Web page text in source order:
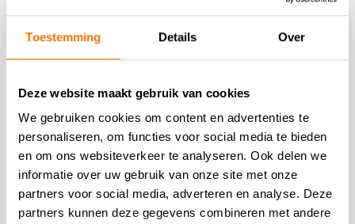
Toestemming Details Over
Deze website maakt gebruik van cookies
We gebruiken cookies om content en advertenties te
personaliseren, om functies voor social media te bieden
en om ons websiteverkeer te analyseren. Ook delen we
informatie over uw gebruik van onze site met onze
partners voor social media, adverteren en analyse. Deze
partners kunnen deze gegevens combineren met andere
Door jouw inzet draag je bij aan het geven van een
toekomst aan kinderen in armoede.
Flexibel werk: dagdelen en aantal uren zijn in overleg.
Interesse?
Wil je meer weten? Of lijkt het je leuk om ons team te
komen versterken? Neem dan contact op met onze
winkel via hoogeveen@kringloopredeenkind.nl
651837253.